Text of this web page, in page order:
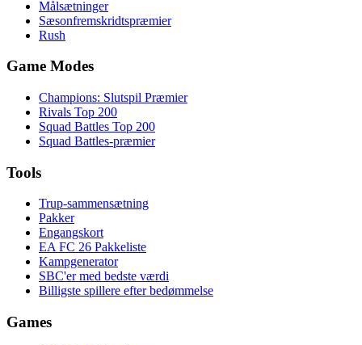
Målsætninger
Sæsonfremskridtspræmier
Rush
Game Modes
Champions: Slutspil Præmier
Rivals Top 200
Squad Battles Top 200
Squad Battles-præmier
Tools
Trup-sammensætning
Pakker
Engangskort
EA FC 26 Pakkeliste
Kampgenerator
SBC'er med bedste værdi
Billigste spillere efter bedømmelse
Games